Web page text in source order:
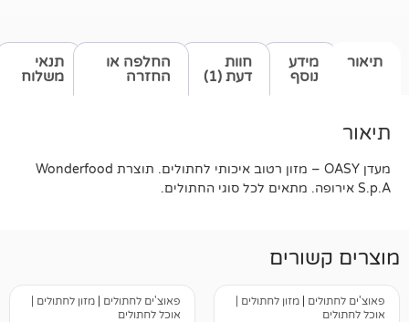
תנאי
משלוח
חוות
דעת (1)
החלפה או
החזרה
מעדן OASY – מזון רטוב איכותי לחתולים. תוצרת Wonderfood
מזון לחתולים | פאוצ'ים לחתולים
מזון לחתולים |